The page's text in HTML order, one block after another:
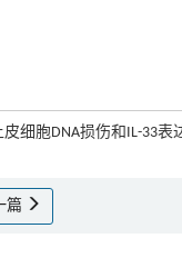
细胞DNA损伤和IL-33表
篇